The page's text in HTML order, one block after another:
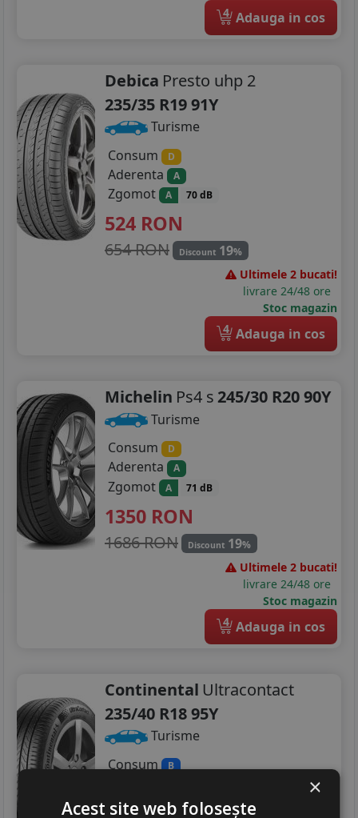
4 Adauga in cos
Debica Presto uhp 2
235/35 R19 91Y
Turisme
Consum
D
Aderenta A
Zgomot A 70 dB
524 RON
654 RON Discount 19%
Ultimele 2 bucati!
livrare 24/48 ore
Stoc magazin
4 Adauga in cos
Michelin Ps4 s 245/30 R20 90Y
Turisme
Consum
D
Aderenta A
Zgomot A 71 dB
1350 RON
1686 RON Discount 19%
Ultimele 2 bucati!
livrare 24/48 ore
Stoc magazin
4 Adauga in cos
Continental Ultracontact
235/40 R18 95Y
Turisme
Consum
B
Zgomot A 70 dB
×
Acest site web folosește